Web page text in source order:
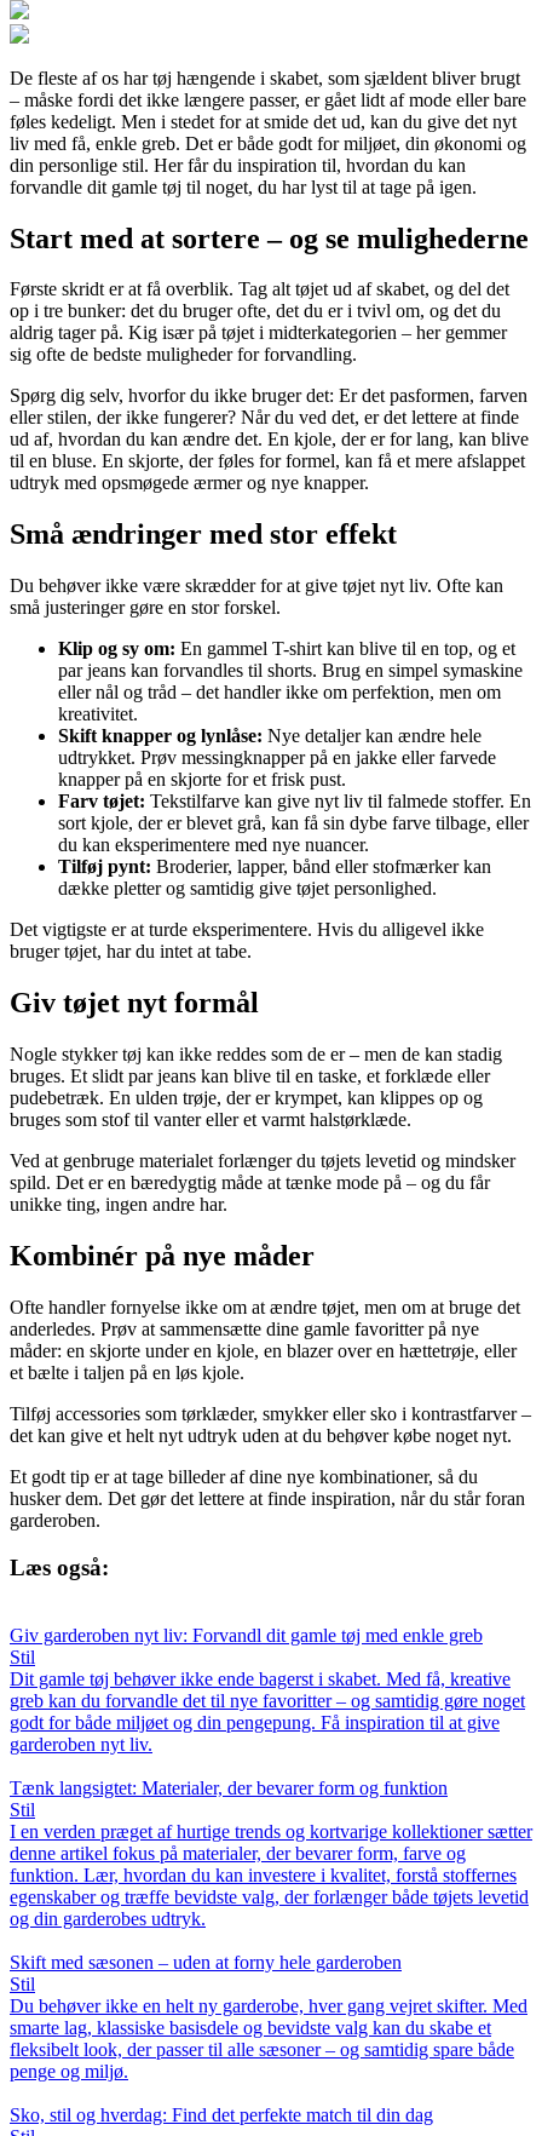
De fleste af os har tøj hængende i skabet, som sjældent bliver brugt
– måske fordi det ikke længere passer, er gået lidt af mode eller bare
føles kedeligt. Men i stedet for at smide det ud, kan du give det nyt
liv med få, enkle greb. Det er både godt for miljøet, din økonomi og
din personlige stil. Her får du inspiration til, hvordan du kan
forvandle dit gamle tøj til noget, du har lyst til at tage på igen.
Start med at sortere – og se mulighederne
Første skridt er at få overblik. Tag alt tøjet ud af skabet, og del det
op i tre bunker: det du bruger ofte, det du er i tvivl om, og det du
aldrig tager på. Kig især på tøjet i midterkategorien – her gemmer
sig ofte de bedste muligheder for forvandling.
Spørg dig selv, hvorfor du ikke bruger det: Er det pasformen, farven
eller stilen, der ikke fungerer? Når du ved det, er det lettere at finde
ud af, hvordan du kan ændre det. En kjole, der er for lang, kan blive
til en bluse. En skjorte, der føles for formel, kan få et mere afslappet
udtryk med opsmøgede ærmer og nye knapper.
Små ændringer med stor effekt
Du behøver ikke være skrædder for at give tøjet nyt liv. Ofte kan
små justeringer gøre en stor forskel.
Klip og sy om: En gammel T-shirt kan blive til en top, og et
par jeans kan forvandles til shorts. Brug en simpel symaskine
eller nål og tråd – det handler ikke om perfektion, men om
kreativitet.
Skift knapper og lynlåse: Nye detaljer kan ændre hele
udtrykket. Prøv messingknapper på en jakke eller farvede
knapper på en skjorte for et frisk pust.
Farv tøjet: Tekstilfarve kan give nyt liv til falmede stoffer. En
sort kjole, der er blevet grå, kan få sin dybe farve tilbage, eller
du kan eksperimentere med nye nuancer.
Tilføj pynt: Broderier, lapper, bånd eller stofmærker kan
dække pletter og samtidig give tøjet personlighed.
Det vigtigste er at turde eksperimentere. Hvis du alligevel ikke
bruger tøjet, har du intet at tabe.
Giv tøjet nyt formål
Nogle stykker tøj kan ikke reddes som de er – men de kan stadig
bruges. Et slidt par jeans kan blive til en taske, et forklæde eller
pudebetræk. En ulden trøje, der er krympet, kan klippes op og
bruges som stof til vanter eller et varmt halstørklæde.
Ved at genbruge materialet forlænger du tøjets levetid og mindsker
spild. Det er en bæredygtig måde at tænke mode på – og du får
unikke ting, ingen andre har.
Kombinér på nye måder
Ofte handler fornyelse ikke om at ændre tøjet, men om at bruge det
anderledes. Prøv at sammensætte dine gamle favoritter på nye
måder: en skjorte under en kjole, en blazer over en hættetrøje, eller
et bælte i taljen på en løs kjole.
Tilføj accessories som tørklæder, smykker eller sko i kontrastfarver –
det kan give et helt nyt udtryk uden at du behøver købe noget nyt.
Et godt tip er at tage billeder af dine nye kombinationer, så du
husker dem. Det gør det lettere at finde inspiration, når du står foran
garderoben.
Læs også:
Giv garderoben nyt liv: Forvandl dit gamle tøj med enkle greb
Stil
Dit gamle tøj behøver ikke ende bagerst i skabet. Med få, kreative
greb kan du forvandle det til nye favoritter – og samtidig gøre noget
godt for både miljøet og din pengepung. Få inspiration til at give
garderoben nyt liv.
Tænk langsigtet: Materialer, der bevarer form og funktion
Stil
I en verden præget af hurtige trends og kortvarige kollektioner sætter
denne artikel fokus på materialer, der bevarer form, farve og
funktion. Lær, hvordan du kan investere i kvalitet, forstå stoffernes
egenskaber og træffe bevidste valg, der forlænger både tøjets levetid
og din garderobes udtryk.
Skift med sæsonen – uden at forny hele garderoben
Stil
Du behøver ikke en helt ny garderobe, hver gang vejret skifter. Med
smarte lag, klassiske basisdele og bevidste valg kan du skabe et
fleksibelt look, der passer til alle sæsoner – og samtidig spare både
penge og miljø.
Sko, stil og hverdag: Find det perfekte match til din dag